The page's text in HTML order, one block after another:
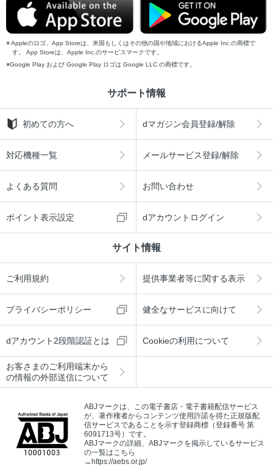
Appleのロゴ、App Storeは、米国もしくはその他の国や地域におけるApple Inc.の商標で
す。 App Storeは、Apple Inc.のサービスマークです。
Google Play および Google Play ロゴは Google LLC の商標です。
サポート情報
初めての方へ dマガジン会員登録/解除
対応機種一覧 メールサービス登録/解除
よくある質問 お問い合わせ
ポイント表示設定 dアカウントログイン
サイト情報
ご利用規約 提供事業者等に関する表示
プライバシーポリシー 健全なサービスに向けて
dアカウント2段階認証とは Cookieの利用について
お客さまのご利用端末から
の情報の外部送信について
ABJマークは、この電子書店・電子書籍配信サービス
が、著作権者からコンテンツ使用許諾を得た正規版配
信サービスであることを示す登録商標（登録番号 第
6091713号）です。
ABJマークの詳細、ABJマークを掲示しているサービス
の一覧はこちら
→https://aebs.or.jp/